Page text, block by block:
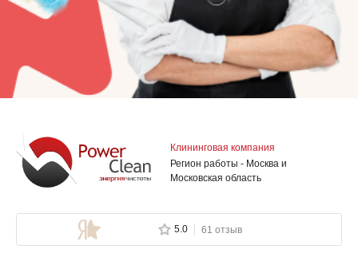
Клининговая компания
Регион работы - Москва и
Московская область
5.0 61 отзыв